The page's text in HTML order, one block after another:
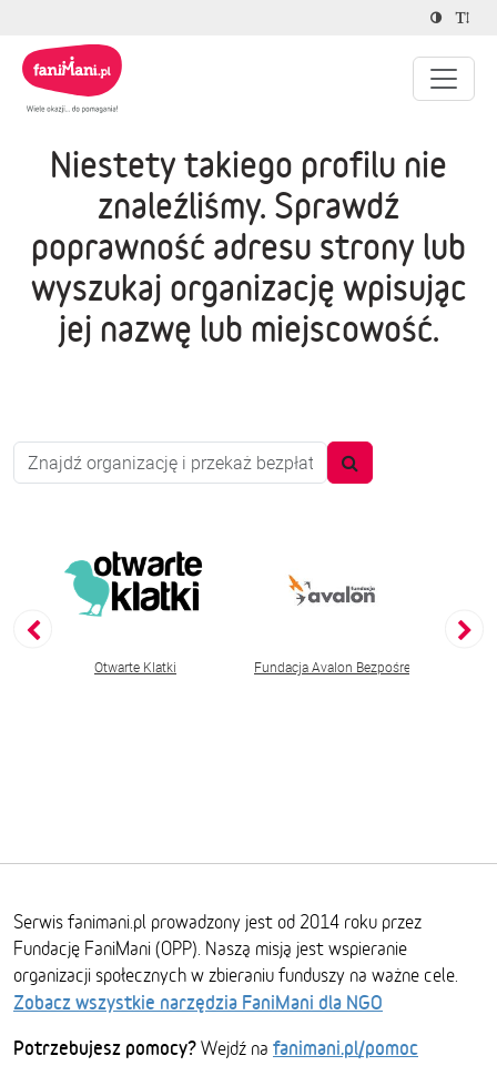
Niestety takiego profilu nie
znaleźliśmy. Sprawdź
poprawność adresu strony lub
wyszukaj organizację wpisując
jej nazwę lub miejscowość.
Ochrony Zwierząt OTOZ Animals
Otwarte Klatki Fundacja Avalon Bezpośrednia Pomoc
Serwis fanimani.pl prowadzony jest od 2014 roku przez
Fundację FaniMani (OPP). Naszą misją jest wspieranie
organizacji społecznych w zbieraniu funduszy na ważne cele.
Zobacz wszystkie narzędzia FaniMani dla NGO
Potrzebujesz pomocy? Wejdź na fanimani.pl/pomoc